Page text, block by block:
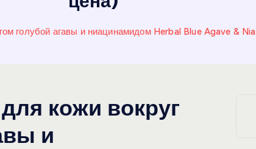
голубой агавы и ниацинамидом Herbal Blue Agave
кожи вокруг
и